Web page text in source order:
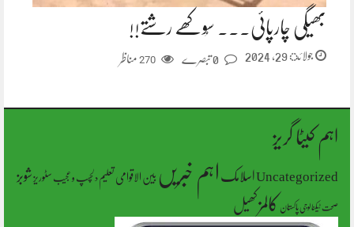
بھیگی چارپائی۔۔۔ سُوکھے رشتے!!
جولائ 29, 2024 0 تبصرے 270مناظر
اہم کیٹا گریز
Uncategorizedاسلامکاہم خبریںبین الاقوامیتعلیمدلچسپ و عجیبسٹوریزشوبز
صحتٹیکنالوجیپاکستانکالمزکھیل